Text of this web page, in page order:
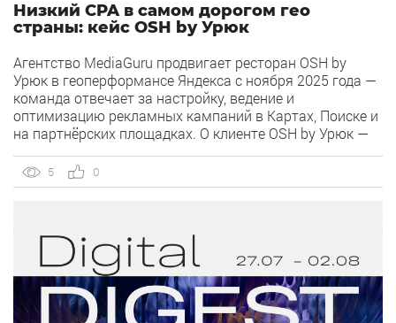
Низкий CPA в самом дорогом гео
страны: кейс OSH by Урюк
Агентство MediaGuru продвигает ресторан OSH by
Урюк в геоперформансе Яндекса с ноября 2025 года —
команда отвечает за настройку, ведение и
оптимизацию рекламных кампаний в Картах, Поиске и
на партнёрских площадках. О клиенте OSH by Урюк —
объединивший концепцию дубайского OSH с сетью
«Урюк». Концепт строится […]
5 0